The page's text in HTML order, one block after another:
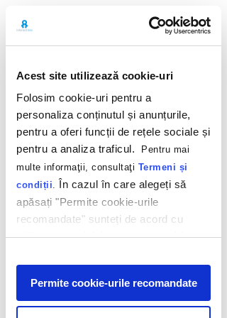
Acest site utilizează cookie-uri
Folosim cookie-uri pentru a
personaliza conținutul și anunțurile,
pentru a oferi funcții de rețele sociale și
pentru a analiza traficul.
Pentru mai
multe informaţii, consultaţi Termeni și
condiții. În cazul în care alegeți să
apăsați "Permite cookie-urile
recomandate" sunteți de acord cu
utilizarea modulelor noastre cookie.
Permite cookie-urile recomandate
Back
Cris-Tim